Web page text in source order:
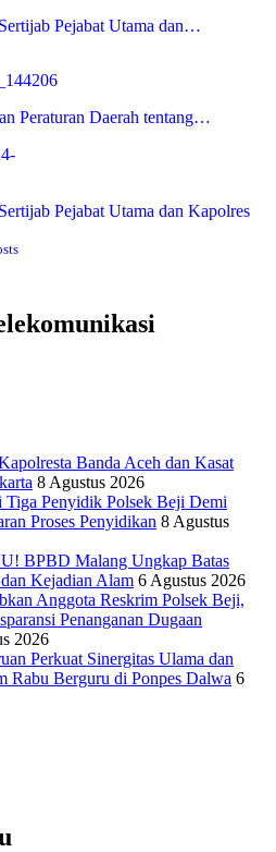
Pejabat Utama dan…
Peraturan Daerah tentang…
Pejabat Utama dan Kapolres
Banda Aceh dan Kasat
8 Agustus 2026
Tiga Penyidik Polsek Beji Demi
Proses Penyidikan 8 Agustus
BPBD Malang Ungkap Batas
Kejadian Alam 6 Agustus 2026
Anggota Reskrim Polsek Beji,
Penanganan Dugaan
2026
Perkuat Sinergitas Ulama dan
Rabu Berguru di Ponpes Dalwa 6